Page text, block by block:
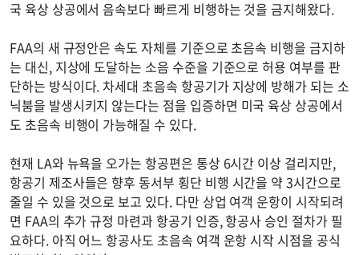
국 육상 상공에서 음속보다 빠르게 비행하는 것을 금지해왔다.
FAA의 새 규정안은 속도 자체를 기준으로 초음속 비행을 금지하
는 대신, 지상에 도달하는 소음 수준을 기준으로 허용 여부를 판
단하는 방식이다. 차세대 초음속 항공기가 지상에 방해가 되는 소
닉붐을 발생시키지 않는다는 점을 입증하면 미국 육상 상공에서
도 초음속 비행이 가능해질 수 있다.
현재 LA와 뉴욕을 오가는 항공편은 통상 6시간 이상 걸리지만,
항공기 제조사들은 향후 동서부 횡단 비행 시간을 약 3시간으로
줄일 수 있을 것으로 보고 있다. 다만 상업 여객 운항이 시작되려
면 FAA의 추가 규정 마련과 항공기 인증, 항공사 승인 절차가 필
요하다. 아직 어느 항공사도 초음속 여객 운항 시작 시점을 공식